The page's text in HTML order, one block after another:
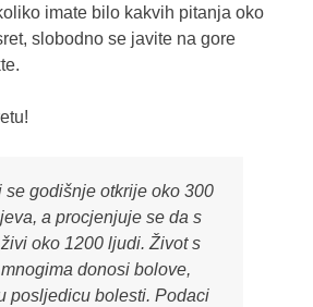
imate bilo kakvih pitanja oko
slobodno se javite na gore
se godišnje otkrije oko 300
a procjenjuje se da s
oko 1200 ljudi. Život s
donosi bolove,
posljedicu bolesti. Podaci